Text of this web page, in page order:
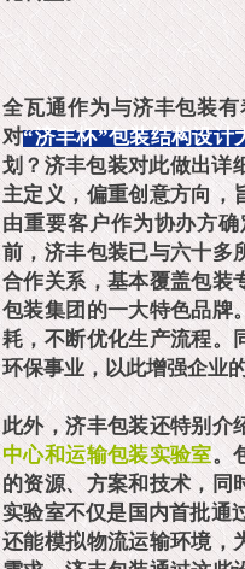
全瓦通作为与济丰包装
对“济丰杯”包装结构设计
划？济丰包装对此做出详
主定义，偏重创意方向，
由重要客户作为协办方
前，济丰包装已与六十多
合作关系，基本覆盖包装
包装集团的一大特色品牌
耗，不断优化生产流程。
环保事业，以此增强企业
此外，济丰包装还特别
中心和运输包装实验室。
的资源、方案和技术，同
实验室不仅是国内首批通
还能模拟物流运输环境，